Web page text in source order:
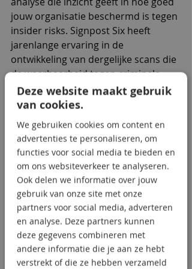
jouw organisatie beschermd is tegen
insider risks. Signpost Six heeft
jarenlange ervaring in de
ontwikkeling van dergelijke scans die
de weerbaarheid tegen criminele
infiltratie en misbruik van processen
helpt te versterken.
De scan richt zich onder andere op:
IT- en informatieveiligheid
HR-beleid en
personeelsprocedures
Privacy en datagebruik
Fysieke beveiliging
Samenwerking met derden en
leveranciers
Bewustwording en
organisatiecultuur
Deze website maakt gebruik
van cookies.
We gebruiken cookies om content en
advertenties te personaliseren, om
functies voor social media te bieden en
om ons websiteverkeer te analyseren.
Ook delen we informatie over jouw
gebruik van onze site met onze
partners voor social media, adverteren
en analyse. Deze partners kunnen
deze gegevens combineren met
andere informatie die je aan ze hebt
verstrekt of die ze hebben verzameld